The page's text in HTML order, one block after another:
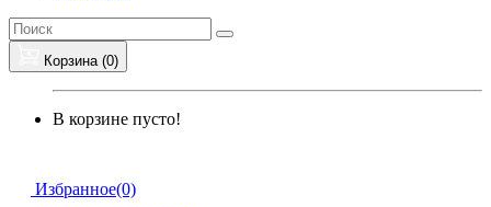
Корзина (0)
В корзине пусто!
Избранное(0)